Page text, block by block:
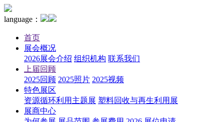
language：
首页
展会概况
2026展会介绍 组织机构 联系我们
上届回顾
2025回顾 2025照片 2025视频
特色展区
资源循环利用主题展 塑料回收与再生利用展
展商中心